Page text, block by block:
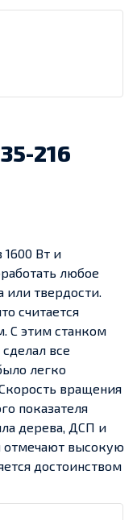
216
Вт и
любое
или твердости.
считается
С этим станком
все
легко
вращения
показателя
дерева, ДСП и
высокую
достоинством